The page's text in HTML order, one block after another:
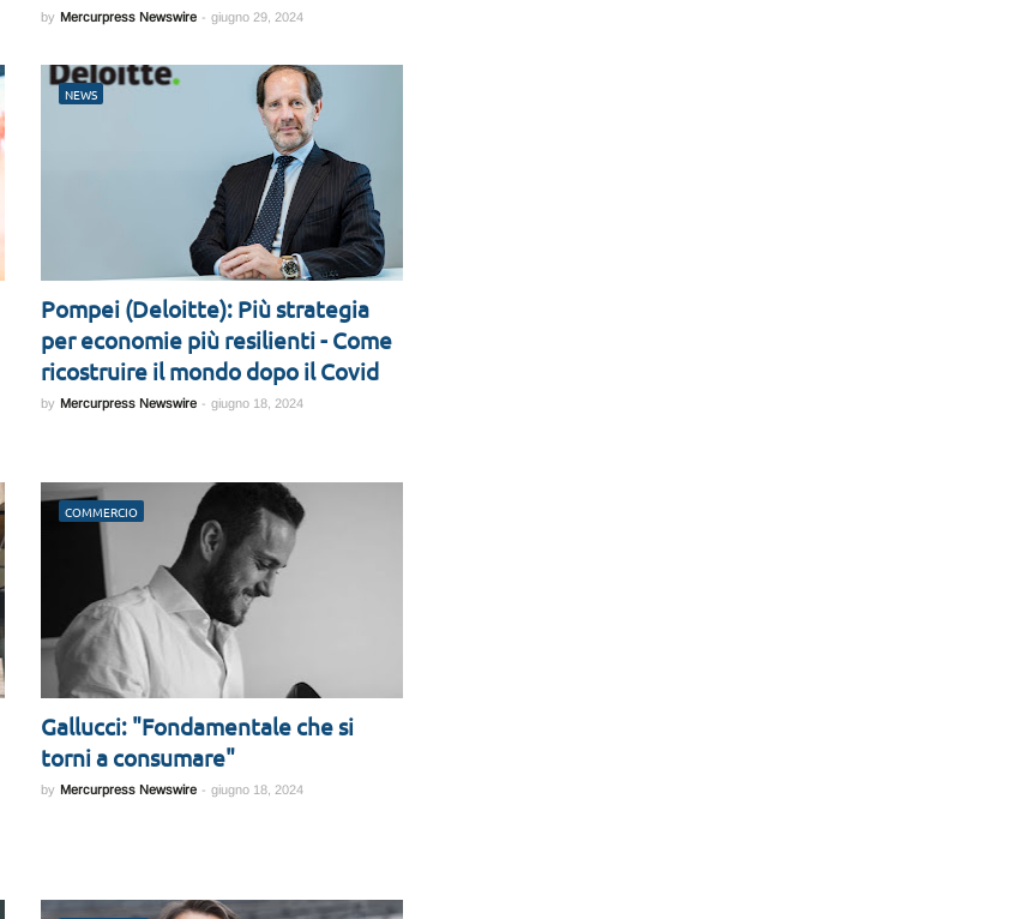
by Mercurpress Newswire - giugno 29, 2024
NEWS
Pompei (Deloitte): Più strategia
per economie più resilienti - Come
ricostruire il mondo dopo il Covid
by Mercurpress Newswire - giugno 18, 2024
COMMERCIO
Gallucci: "Fondamentale che si
torni a consumare"
by Mercurpress Newswire - giugno 18, 2024